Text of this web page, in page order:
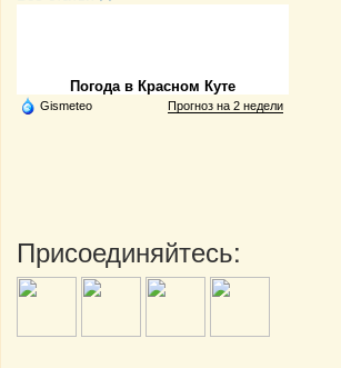
Погода в Красном Куте
Gismeteo Прогноз на 2 недели
Присоединяйтесь: